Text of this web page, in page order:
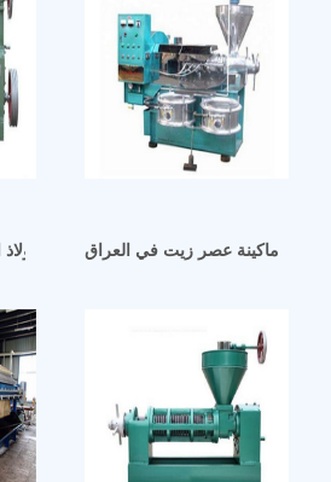
آلة استخلاص زيت السمسم من الفولاذ
افضل ماكينة عصر زيت في العراق